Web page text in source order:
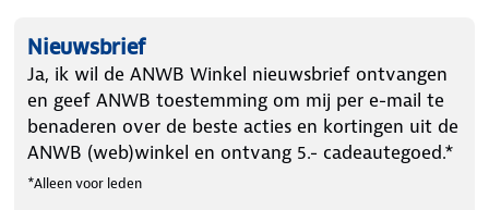
Nieuwsbrief
Ja, ik wil de ANWB Winkel nieuwsbrief ontvangen
en geef ANWB toestemming om mij per e-mail te
benaderen over de beste acties en kortingen uit de
ANWB (web)winkel en ontvang 5.- cadeautegoed.*
*Alleen voor leden